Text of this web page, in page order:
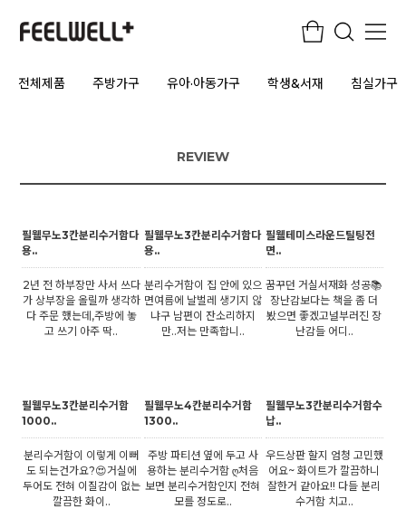
전체제품 주방가구 유아·아동가구 학생&서재 침실가구
REVIEW
필웰무노3칸분리수거함다
용..
2년 전 하부장만 사서 쓰다
가 상부장을 올릴까 생각하
다 주문 했는데,주방에 놓
고 쓰기 아주 딱..
필웰무노3칸분리수거함다
용..
분리수거함이 집 안에 있으
면여름에 날벌레 생기지 않
냐구 남편이 잔소리하지
만..저는 만족합니..
필웰테미스라운드틸팅전
면..
꿈꾸던 거실서재화 성공📚
장난감보다는 책을 좀 더
봤으면 좋겠고널부러진 장
난감들 어디..
필웰무노3칸분리수거함
1000..
분리수거함이 이렇게 이뻐
도 되는건가요?😍거실에
두어도 전혀 이질감이 없는
깔끔한 화이..
필웰무노4칸분리수거함
1300..
주방 파티션 옆에 두고 사
용하는 분리수거함 ღ처음
보면 분리수거함인지 전혀
모를 정도로..
필웰무노3칸분리수거함수
납..
우드상판 할지 엄청 고민했
어요~ 화이트가 깔끔하니
잘한거 같아요!! 다들 분리
수거함 치고..